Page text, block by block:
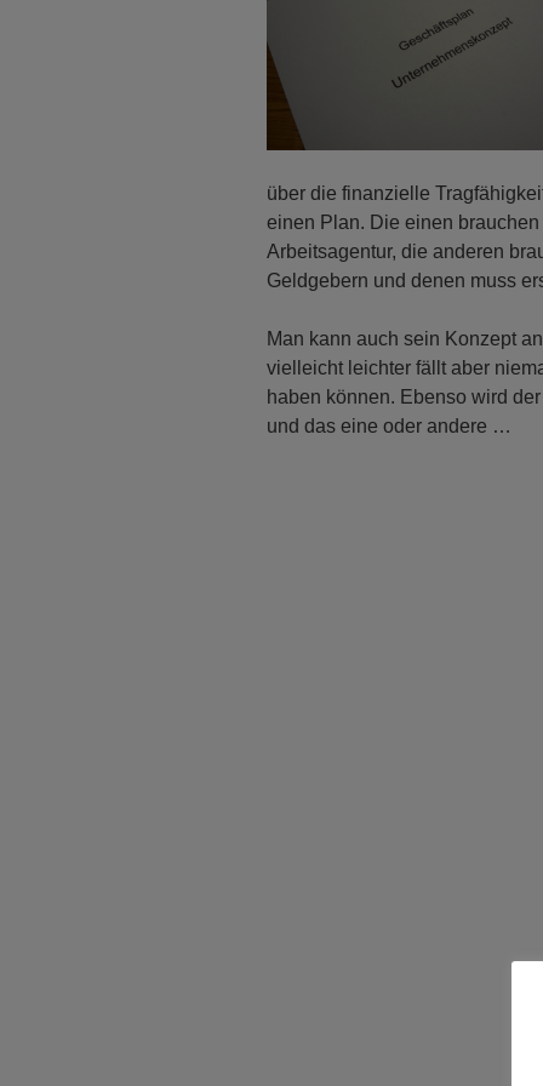
über die finanzielle
einen Plan. Die einen
Arbeitsagentur, die anderen
Geldgebern und denen muss
Man kann auch sein Konzept
vielleicht leichter fällt aber
haben können. Ebenso wird
und das eine oder andere …